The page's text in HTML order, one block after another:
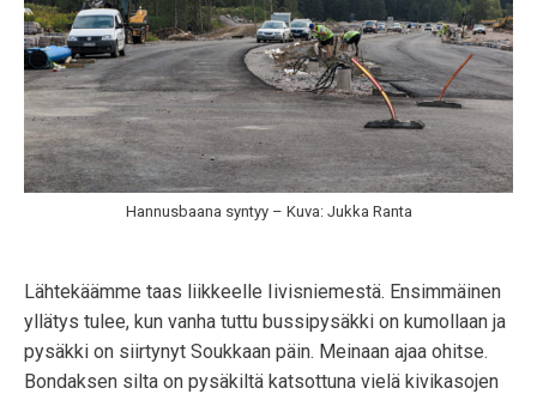
Hannusbaana syntyy – Kuva: Jukka Ranta
Lähtekäämme taas liikkeelle Iivisniemestä. Ensimmäinen
yllätys tulee, kun vanha tuttu bussipysäkki on kumollaan ja
pysäkki on siirtynyt Soukkaan päin. Meinaan ajaa ohitse.
Bondaksen silta on pysäkiltä katsottuna vielä kivikasojen